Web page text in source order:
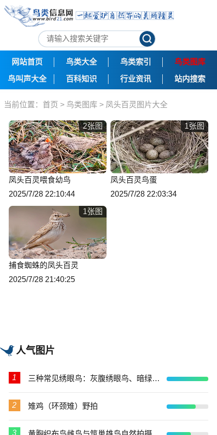
网站首页 鸟类大全 鸟类索引 鸟类图库
鸟叫声大全 百科知识 行业资讯 站内搜索
当前位置： 首页 > 鸟类图库 > 凤头百灵图片大全
凤头百灵喂食幼鸟
2025/7/28 22:10:44
2张图
凤头百灵鸟蛋
2025/7/28 22:03:34
1张图
捕食蜘蛛的凤头百灵
2025/7/28 21:40:25
1张图
人气图片
1 三种常见绣眼鸟：灰腹绣眼鸟、暗绿绣眼鸟、红胁绣眼鸟
2 雉鸡（环颈雉）野拍
3